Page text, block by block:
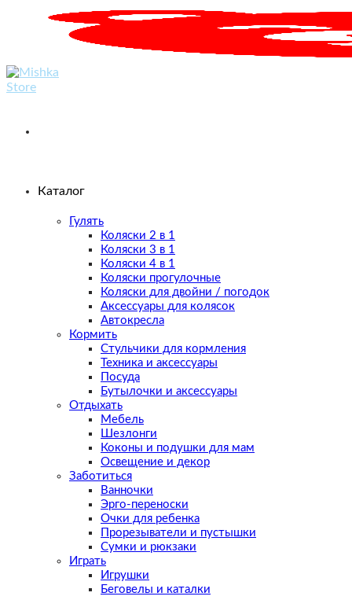
Каталог
Гулять
Коляски 2 в 1
Коляски 3 в 1
Коляски 4 в 1
Коляски прогулочные
Коляски для двойни / погодок
Аксессуары для колясок
Автокресла
Кормить
Стульчики для кормления
Техника и аксессуары
Посуда
Бутылочки и аксессуары
Отдыхать
Мебель
Шезлонги
Коконы и подушки для мам
Освещение и декор
Заботиться
Ванночки
Эрго-переноски
Очки для ребенка
Прорезыватели и пустышки
Сумки и рюкзаки
Играть
Игрушки
Беговелы и каталки